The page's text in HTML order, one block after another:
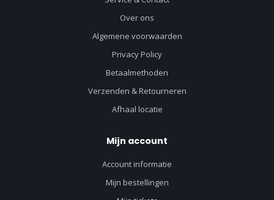
Over ons
Algemene voorwaarden
Privacy Policy
Betaalmethoden
Verzenden & Retourneren
Afhaal locatie
Mijn account
Account informatie
Mijn bestellingen